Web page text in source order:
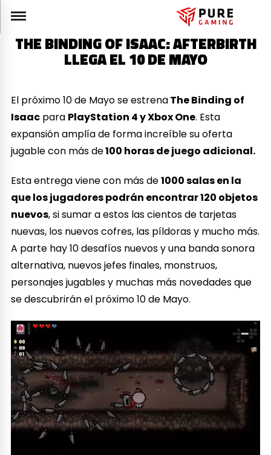
THE BINDING OF ISAAC: AFTERBIRTH
LLEGA EL 10 DE MAYO
El próximo 10 de Mayo se estrenaThe Binding of
Isaac para PlayStation 4 y Xbox One. Esta
expansión amplía de forma increíble su oferta
jugable con más de100 horas de juego adicional.
Esta entrega viene con más de1000 salas en la
que los jugadores podrán encontrar 120 objetos
nuevos, si sumar a estos las cientos de tarjetas
nuevas, los nuevos cofres, las píldoras y mucho más.
A parte hay 10 desafíos nuevos y una banda sonora
alternativa, nuevos jefes finales, monstruos,
personajes jugables y muchas más novedades que
se descubrirán el próximo 10 de Mayo.